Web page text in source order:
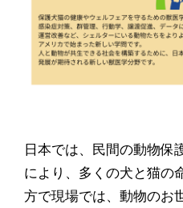
日本では、民間の動物保
により、多くの犬と猫の
方で現場では、動物のお